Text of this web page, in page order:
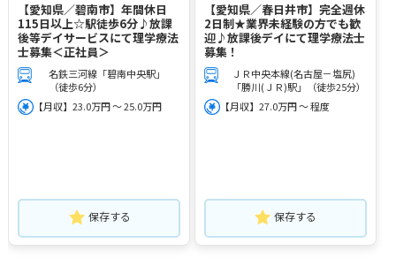
【愛知県／碧南市】年間休日
115日以上☆駅徒歩6分♪放課
後等デイサービスにて理学療法
士募集＜正社員＞
名鉄三河線「碧南中央駅」
（徒歩6分）
【月収】23.0万円 ～ 25.0万円
保存する
【愛知県／春日井市】完全週休
2日制★業界未経験の方でも歓
迎♪放課後デイにて理学療法士
募集！
ＪＲ中央本線(名古屋－塩尻)
「勝川(ＪＲ)駅」（徒歩25分）
【月収】27.0万円 ～ 程度
保存する